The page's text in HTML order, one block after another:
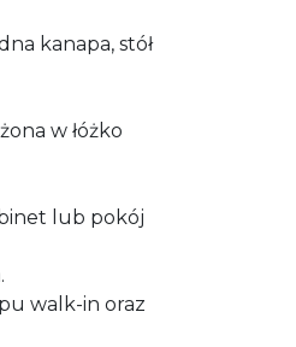
kanapa, stół
w łóżko
lub pokój
walk-in oraz